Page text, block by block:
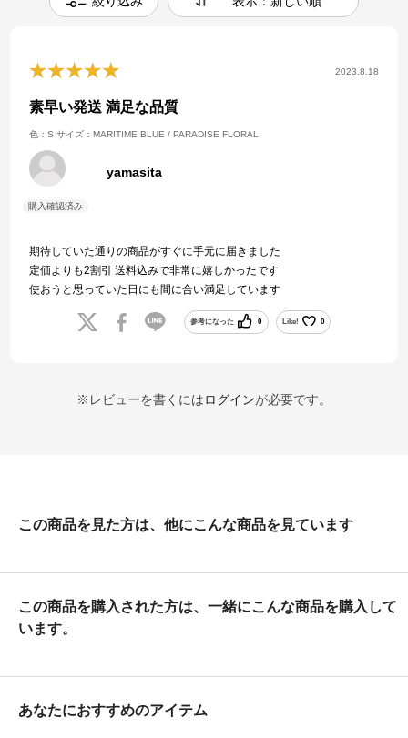
2023.8.18
素早い発送 満足な品質
色：S サイズ：MARITIME BLUE / PARADISE FLORAL
yamasita
期待していた通りの商品がすぐに手元に届きました
定価よりも2割引 送料込みで非常に嬉しかったです
使おうと思っていた日にも間に合い満足しています
参考になった 0 Like! 0
※レビューを書くにはログインが必要です。
この商品を見た方は、他にこんな商品を見ています
この商品を購入された方は、一緒にこんな商品を購入して
います。
あなたにおすすめのアイテム